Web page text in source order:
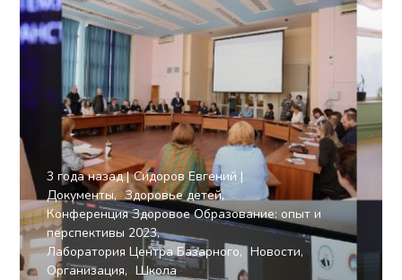
3 года назад
Сидоров Евгений
Документы
Здоровье детей
Конференция Здоровое Образование: опыт и
перспективы 2023
Лаборатория Центра Базарного
Новости
Организация
Школа